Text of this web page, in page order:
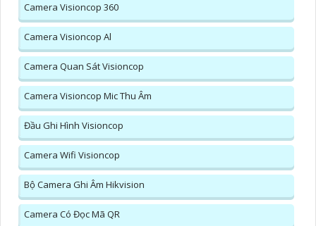
Camera Visioncop 360
Camera Visioncop Al
Camera Quan Sát Visioncop
Camera Visioncop Mic Thu Âm
Đầu Ghi Hình Visioncop
Camera Wifi Visioncop
Bộ Camera Ghi Âm Hikvision
Camera Có Đọc Mã QR